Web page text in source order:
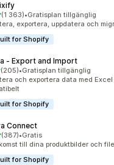
5 stjärnor
(1 363) totalt
•Gratisplan tillgänglig
exportera, uppdatera och
for Shopify
‑ Export and Import
5 stjärnor
(205) totalt
•Gratisplan tillgänglig
och exportera data med
for Shopify
Connect
5 stjärnor
(387) totalt
•Gratis
till dina produktbilder och
for Shopify